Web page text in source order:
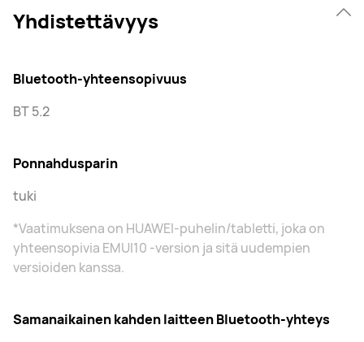
Yhdistettävyys
Bluetooth-yhteensopivuus
BT 5.2
Ponnahdusparin
tuki
*Vaatimuksena on HUAWEI-puhelin/tabletti, joka on
yhteensopivia EMUI10 -version ja sitä uudempien
versioiden kanssa.
Samanaikainen kahden laitteen Bluetooth-yhteys